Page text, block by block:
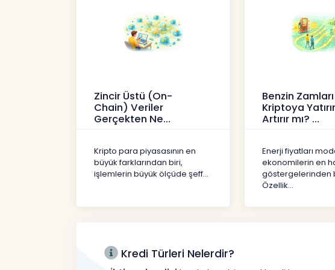
Zincir Üstü (On-
Chain) Veriler
Gerçekten Ne
Kripto para piyasasının en
büyük farklarından biri,
işlemlerin büyük ölçüde şeff...
Benzin Zamları
Kriptoya
Artırır mı?
Enerji fiyatları
ekonomilerin en
göstergelerinden
Özellik...
Kredi Türleri Nelerdir?